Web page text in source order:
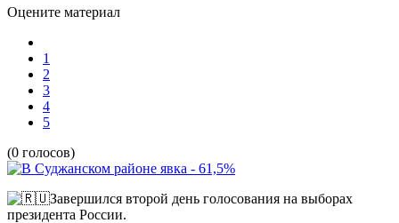
Оцените материал
1
2
3
4
5
(0 голосов)
Завершился второй день голосования на выборах
президента России.